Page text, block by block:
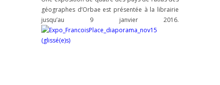
géographes d’Orbae est présentée à la librairie
jusqu’au 9 janvier 2016.